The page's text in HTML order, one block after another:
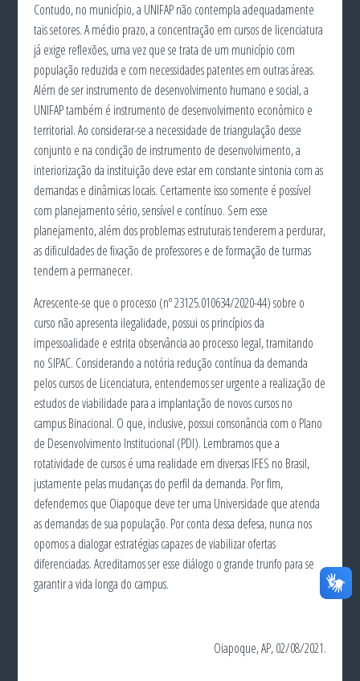
Contudo, no município, a UNIFAP não contempla adequadamente
tais setores. A médio prazo, a concentração em cursos de licenciatura
já exige reflexões, uma vez que se trata de um município com
população reduzida e com necessidades patentes em outras áreas.
Além de ser instrumento de desenvolvimento humano e social, a
UNIFAP também é instrumento de desenvolvimento econômico e
territorial. Ao considerar-se a necessidade de triangulação desse
conjunto e na condição de instrumento de desenvolvimento, a
interiorização da instituição deve estar em constante sintonia com as
demandas e dinâmicas locais. Certamente isso somente é possível
com planejamento sério, sensível e contínuo. Sem esse
planejamento, além dos problemas estruturais tenderem a perdurar,
as dificuldades de fixação de professores e de formação de turmas
tendem a permanecer.
Acrescente-se que o processo (nº 23125.010634/2020-44) sobre o
curso não apresenta ilegalidade, possui os princípios da
impessoalidade e estrita observância ao processo legal, tramitando
no SIPAC. Considerando a notória redução contínua da demanda
pelos cursos de Licenciatura, entendemos ser urgente a realização de
estudos de viabilidade para a implantação de novos cursos no
campus Binacional. O que, inclusive, possui consonância com o Plano
de Desenvolvimento Institucional (PDI). Lembramos que a
rotatividade de cursos é uma realidade em diversas IFES no Brasil,
justamente pelas mudanças do perfil da demanda. Por fim,
defendemos que Oiapoque deve ter uma Universidade que atenda
as demandas de sua população. Por conta dessa defesa, nunca nos
opomos a dialogar estratégias capazes de viabilizar ofertas
diferenciadas. Acreditamos ser esse diálogo o grande trunfo para se
garantir a vida longa do campus.
Oiapoque, AP, 02/08/2021.